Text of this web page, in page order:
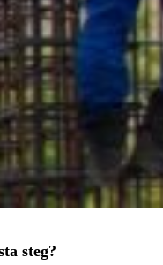
igång:
du är klar!
till vårt sortiment och din
dina inköp.
steg?